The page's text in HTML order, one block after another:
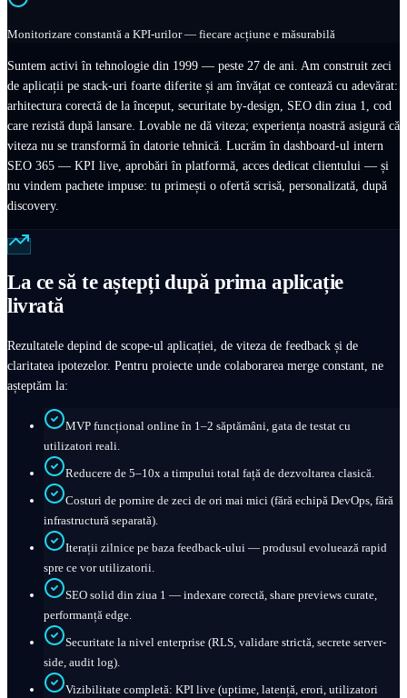
Monitorizare constantă a KPI-urilor — fiecare acțiune e măsurabilă
Suntem activi în tehnologie din 1999 — peste 27 de ani. Am construit zeci
de aplicații pe stack-uri foarte diferite și am învățat ce contează cu adevărat:
arhitectura corectă de la început, securitate by-design, SEO din ziua 1, cod
care rezistă după lansare. Lovable ne dă viteza; experiența noastră asigură că
viteza nu se transformă în datorie tehnică. Lucrăm în dashboard-ul intern
SEO 365 — KPI live, aprobări în platformă, acces dedicat clientului — și
nu vindem pachete impuse: tu primești o ofertă scrisă, personalizată, după
discovery.
La ce să te aștepți după prima aplicație
livrată
Rezultatele depind de scope-ul aplicației, de viteza de feedback și de
claritatea ipotezelor. Pentru proiecte unde colaborarea merge constant, ne
așteptăm la:
MVP funcțional online în 1–2 săptămâni, gata de testat cu
utilizatori reali.
Reducere de 5–10x a timpului total față de dezvoltarea clasică.
Costuri de pornire de zeci de ori mai mici (fără echipă DevOps, fără
infrastructură separată).
Iterații zilnice pe baza feedback-ului — produsul evoluează rapid
spre ce vor utilizatorii.
SEO solid din ziua 1 — indexare corectă, share previews curate,
performanță edge.
Securitate la nivel enterprise (RLS, validare strictă, secrete server-
side, audit log).
Vizibilitate completă: KPI live (uptime, latență, erori, utilizatori